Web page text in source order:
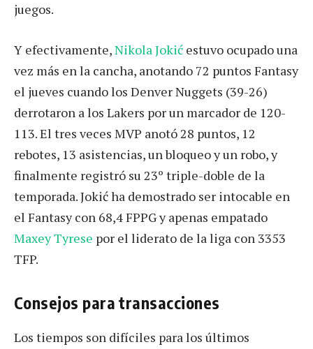
juegos.
Y efectivamente,Nikola Jokić estuvo ocupado una
vez más en la cancha, anotando 72 puntos Fantasy
el jueves cuando los Denver Nuggets (39-26)
derrotaron a los Lakers por un marcador de 120-
113. El tres veces MVP anotó 28 puntos, 12
rebotes, 13 asistencias, un bloqueo y un robo, y
finalmente registró su 23º triple-doble de la
temporada. Jokić ha demostrado ser intocable en
el Fantasy con 68,4 FPPG y apenas empatado
Maxey Tyrese por el liderato de la liga con 3353
TFP.
Consejos para transacciones
Los tiempos son difíciles para los últimos